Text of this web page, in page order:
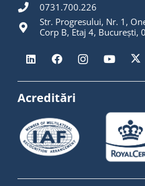
0731.700.226
Str. Progresului, Nr. 1,
Corp B, Etaj 4, București,
Acreditări